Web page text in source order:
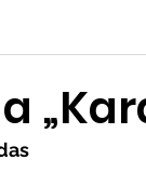
ženklas